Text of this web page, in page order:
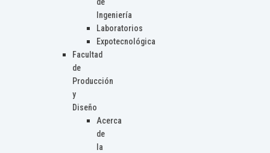
de
Ingeniería
Laboratorios
Expotecnológica
Facultad
de
Producción
y
Diseño
Acerca
de
la